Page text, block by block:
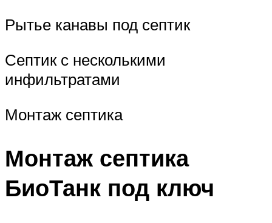
Рытье канавы под септик
Септик с несколькими
инфильтратами
Монтаж септика
Монтаж септика
БиоТанк под ключ